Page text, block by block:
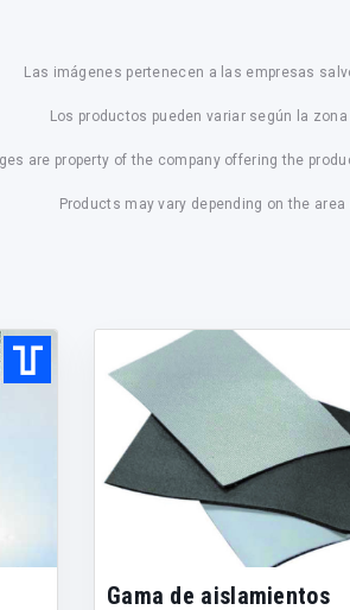
Las imágenes pertenecen a las empresas
Los productos pueden variar según la
are property of the company offering the
Products may vary depending on the area
Gama de aislamientos